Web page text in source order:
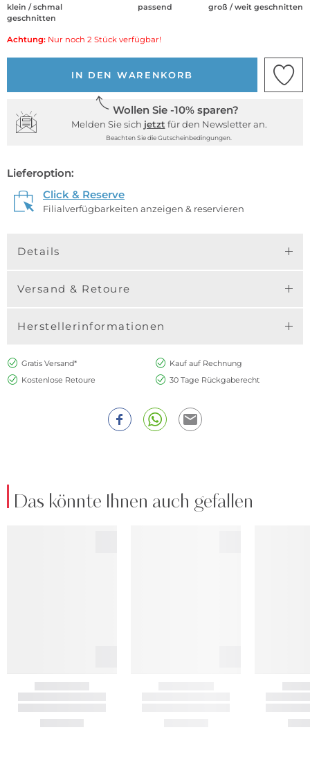
klein / schmal
geschnitten
passend groß / weit geschnitten
Achtung: Nur noch 2 Stück verfügbar!
IN DEN WARENKORB
Wollen Sie -10% sparen?
Melden Sie sich jetzt für den Newsletter an.
Beachten Sie die Gutscheinbedingungen.
Lieferoption:
Click & Reserve
Filialverfügbarkeiten anzeigen & reservieren
Details
Versand & Retoure
Herstellerinformationen
Gratis Versand*
Kauf auf Rechnung
Kostenlose Retoure
30 Tage Rückgaberecht
Das könnte Ihnen auch gefallen